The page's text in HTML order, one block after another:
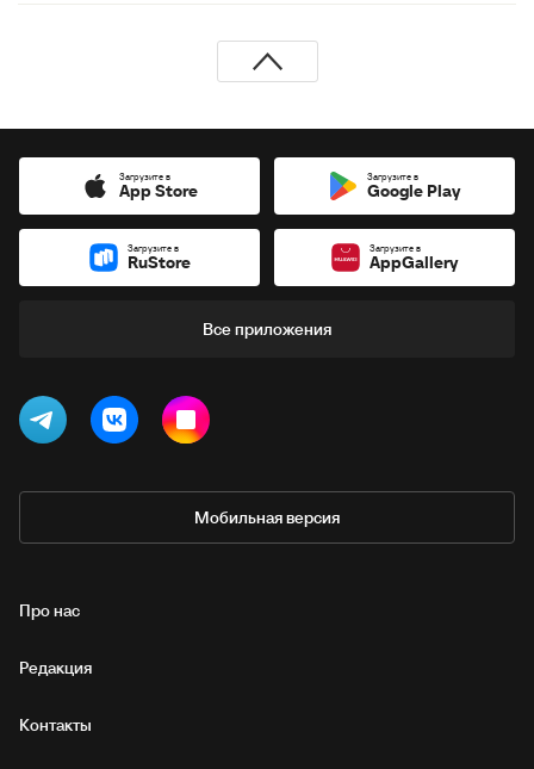
Загрузите в
App Store
Загрузите в
Google Play
Загрузите в
RuStore
Загрузите в
AppGallery
Все приложения
Мобильная версия
Про нас
Редакция
Контакты